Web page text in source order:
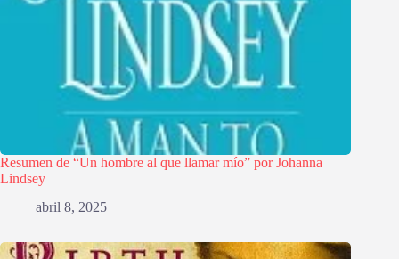
Resumen de “Un hombre al que llamar mío” por Johanna
Lindsey
abril 8, 2025